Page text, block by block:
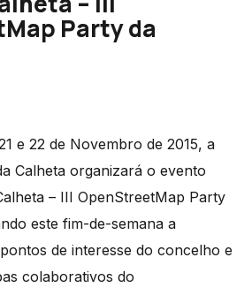
Party da
e 22 de Novembro de 2015, a
Calheta organizará o evento
– III OpenStreetMap Party
este fim-de-semana a
de interesse do concelho e
colaborativos do